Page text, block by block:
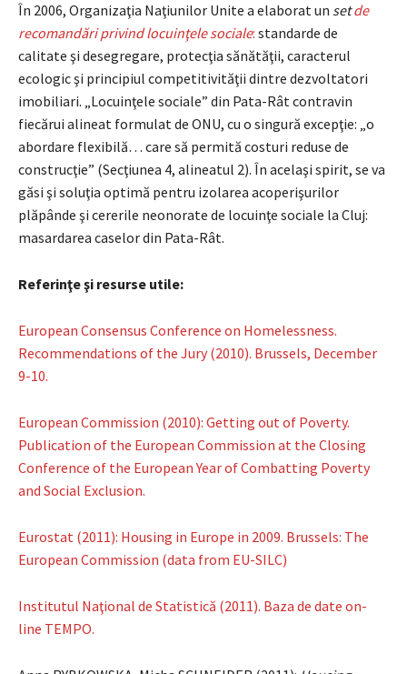
În 2006, Organizaţia Naţiunilor Unite a elaborat un setde
recomandări privind locuinţele sociale: standarde de
calitate şi desegregare, protecţia sănătăţii, caracterul
ecologic şi principiul competitivităţii dintre dezvoltatori
imobiliari. „Locuinţele sociale” din Pata-Rât contravin
fiecărui alineat formulat de ONU, cu o singură excepţie: „o
abordare flexibilă… care să permită costuri reduse de
construcţie” (Secţiunea 4, alineatul 2). În acelaşi spirit, se va
găsi şi soluţia optimă pentru izolarea acoperişurilor
plăpânde şi cererile neonorate de locuinţe sociale la Cluj:
masardarea caselor din Pata-Rât.
Referinţe şi resurse utile:
European Consensus Conference on Homelessness.
Recommendations of the Jury (2010). Brussels, December
9-10.
European Commission (2010): Getting out of Poverty.
Publication of the European Commission at the Closing
Conference of the European Year of Combatting Poverty
and Social Exclusion.
Eurostat (2011): Housing in Europe in 2009. Brussels: The
European Commission (data from EU-SILC)
Institutul Naţional de Statistică (2011). Baza de date on-
line TEMPO.